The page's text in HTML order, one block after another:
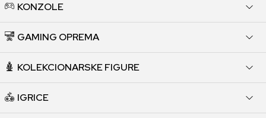
KONZOLE
GAMING OPREMA
KOLEKCIONARSKE FIGURE
IGRICE